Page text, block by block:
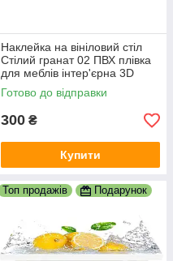
Наклейка на вініловий стіл
Стілий гранат 02 ПВХ плівка
для меблів інтер'єрна 3D
червоні зерна 600х1200 мм
Готово до відправки
300 ₴
Купити
Топ продажів Подарунок